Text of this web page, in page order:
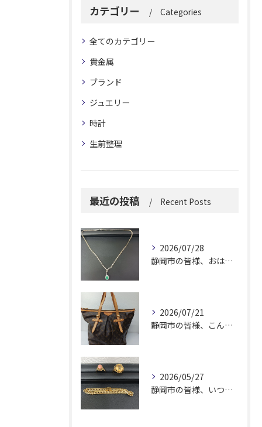
カテゴリー Categories
全てのカテゴリー
貴金属
ブランド
ジュエリー
時計
生前整理
最近の投稿 Recent Posts
2026/07/28
静岡市の皆様、おはようございます。
2026/07/21
静岡市の皆様、こんにちは！
2026/05/27
静岡市の皆様、いつも大変お世話になっております。